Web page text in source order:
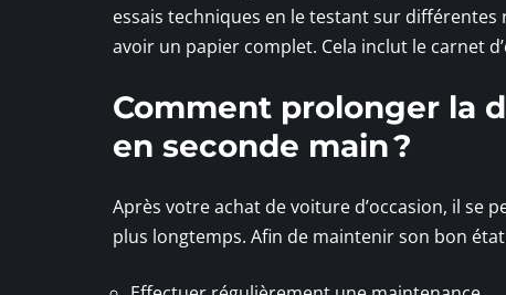
essais techniques en le testant sur
avoir un papier complet. Cela inclut le carnet
Comment prolonger la
en seconde main ?
Après votre achat de voiture d’occasion, il se
plus longtemps. Afin de maintenir son bon